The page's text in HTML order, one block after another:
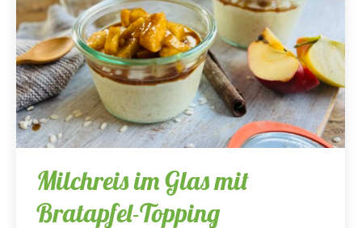
Milchreis im Glas mit
Bratapfel-Topping